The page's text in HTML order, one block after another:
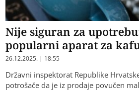
Nije siguran za
popularni aparat za
26.12.2025. | 18:55
Državni inspektorat Republike
potrošače da je iz prodaje povučen